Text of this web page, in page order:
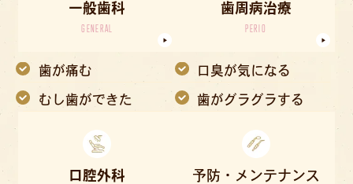
一般歯科
GENERAL
歯が痛む
むし歯ができた
歯周病治療
PERIO
口臭が気になる
歯がグラグラする
口腔外科 予防・メンテナンス